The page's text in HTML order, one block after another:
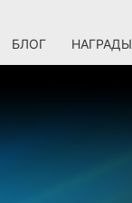
БЛОГ НАГРАДЫ